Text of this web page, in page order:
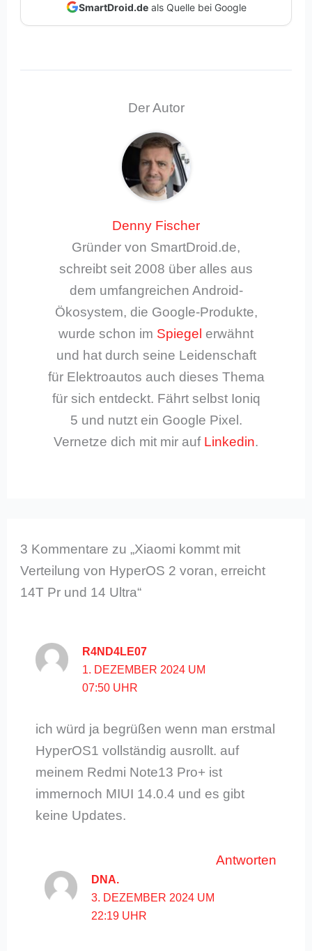
SmartDroid.deals Quelle bei Google
Der Autor
Denny Fischer
Gründer von SmartDroid.de,
schreibt seit 2008 über alles aus
dem umfangreichen Android-
Ökosystem, die Google-Produkte,
wurde schon im Spiegel erwähnt
und hat durch seine Leidenschaft
für Elektroautos auch dieses Thema
für sich entdeckt. Fährt selbst Ioniq
5 und nutzt ein Google Pixel.
Vernetze dich mit mir auf Linkedin.
3 Kommentare zu „Xiaomi kommt mit
Verteilung von HyperOS 2 voran, erreicht
14T Pr und 14 Ultra“
R4ND4LE07
1. DEZEMBER 2024 UM
07:50 UHR
ich würd ja begrüßen wenn man erstmal
HyperOS1 vollständig ausrollt. auf
meinem Redmi Note13 Pro+ ist
immernoch MIUI 14.0.4 und es gibt
keine Updates.
Antworten
DNA.
3. DEZEMBER 2024 UM
22:19 UHR